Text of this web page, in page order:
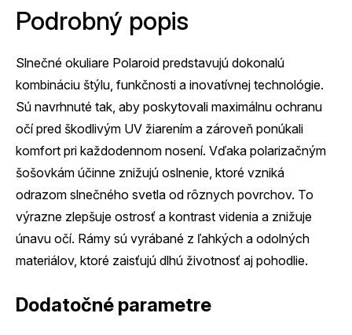
Podrobný popis
Slnečné okuliare Polaroid predstavujú dokonalú
kombináciu štýlu, funkčnosti a inovatívnej technológie.
Sú navrhnuté tak, aby poskytovali maximálnu ochranu
očí pred škodlivým UV žiarením a zároveň ponúkali
komfort pri každodennom nosení. Vďaka polarizačným
šošovkám účinne znižujú oslnenie, ktoré vzniká
odrazom slnečného svetla od rôznych povrchov. To
výrazne zlepšuje ostrosť a kontrast videnia a znižuje
únavu očí. Rámy sú vyrábané z ľahkých a odolných
materiálov, ktoré zaisťujú dlhú životnosť aj pohodlie.
Dodatočné parametre